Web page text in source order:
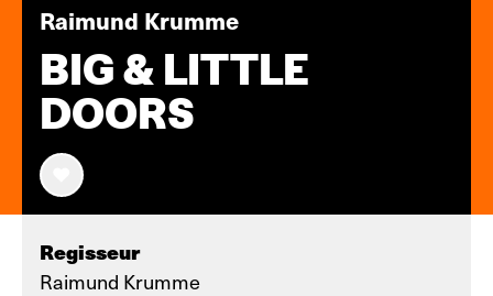
Raimund Krumme
BIG & LITTLE
DOORS
Regisseur
Raimund Krumme